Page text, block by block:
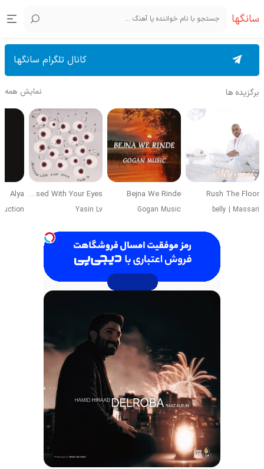
سانگها
کانال تلگرام سانگها
برگزیده ها نمایش همه
Rush The Floor
belly | Massari
Bejna We Rinde
Gogan Music
Obsessed With Your Eyes
Yasin Lv
Alya